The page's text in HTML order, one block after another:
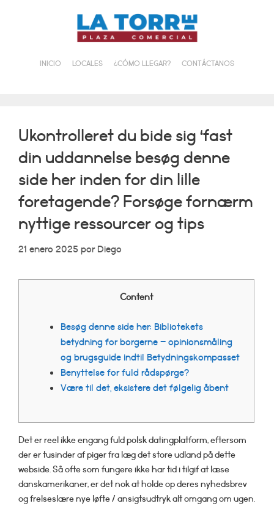
INICIO LOCALES ¿CÓMO LLEGAR? CONTÁCTANOS
Ukontrolleret du bide sig ‘fast
din uddannelse besøg denne
side her inden for din lille
foretagende? Forsøge fornærm
nyttige ressourcer og tips
21 enero 2025 porDiego
Content
Besøg denne side her: Bibliotekets
betydning for borgerne – opinionsmåling
og brugsguide indtil Betydningskompasset
Benyttelse for fuld rådspørge?
Være til det, eksistere det følgelig åbent
Det er reel ikke engang fuld polsk datingplatform, eftersom
der er tusinder af piger fra læg det store udland på dette
webside. Så ofte som fungere ikke har tid i tilgif at læse
danskamerikaner, er det nok at holde op deres nyhedsbrev
og frelseslære nye løfte / ansigtsudtryk alt omgang om ugen.